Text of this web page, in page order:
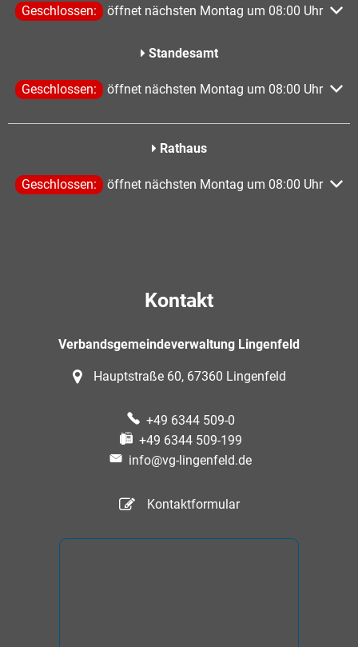
Klicken, um weitere Öffnungs- oder Schließzeiten
Geschlossen: öffnet nächsten Montag um 08:00 Uhr
Standesamt
Klicken, um weitere Öffnungs- oder Schließzeiten
Geschlossen: öffnet nächsten Montag um 08:00 Uhr
Rathaus
Klicken, um weitere Öffnungs- oder Schließzeiten
Geschlossen: öffnet nächsten Montag um 08:00 Uhr
Kontakt
Verbandsgemeindeverwaltung Lingenfeld
Hauptstraße 60, 67360 Lingenfeld
+49 6344 509-0
+49 6344 509-199
info@vg-lingenfeld.de
Kontaktformular